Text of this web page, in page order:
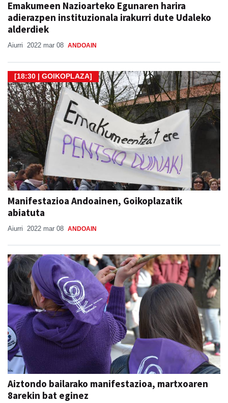
Emakumeen Nazioarteko Egunaren harira
adierazpen instituzionala irakurri dute Udaleko
alderdiek
Aiurri 2022 mar 08 ANDOAIN
[18:30 | GOIKOPLAZA]
Manifestazioa Andoainen, Goikoplazatik
abiatuta
Aiurri 2022 mar 08 ANDOAIN
Aiztondo bailarako manifestazioa, martxoaren
8arekin bat eginez